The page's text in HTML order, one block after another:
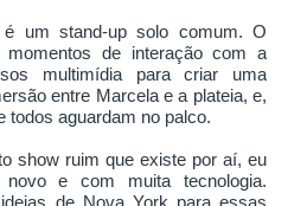
é um stand-up solo comum. O
momentos de interação com a
multimídia para criar uma
entre Marcela e a plateia, e,
todos aguardam no palco.
show ruim que existe por aí, eu
e com muita tecnologia.